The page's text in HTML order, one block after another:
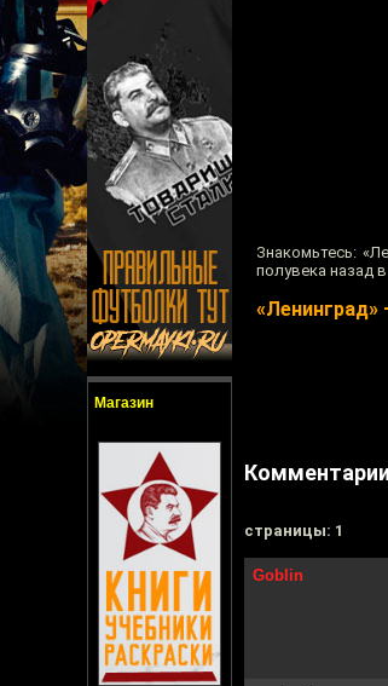
Магазин
Знакомьтесь:
полувека назад
«Ленинград»
Комментарии
cтраницы: 1
Goblin